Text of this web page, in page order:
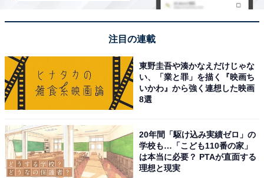
注目の連載
東野圭吾や湊かなえだけじゃな
い、「業と罪」を描く『映画ち
いかわ』から強く連想した映画
8選
20年間「駆け込み実績ゼロ」の
学校も…「こども110番の家」
は本当に必要？ PTAが直面する
理想と現実